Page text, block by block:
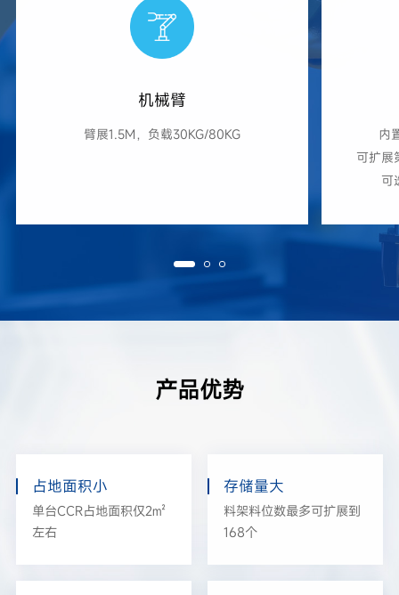
机械臂
臂展1.5M，负载30KG/80KG
内
可扩展
可
产品优势
占地面积小
单台CCR占地面积仅2㎡
左右
存储量大
料架料位数最多可扩展到
168个